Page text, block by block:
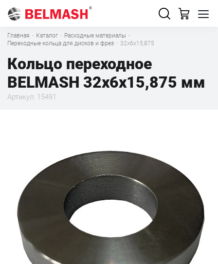
Главная · Каталог · Расходные материалы ·
Переходные кольца для дисков и фрез · 32х6х15,875
Кольцо переходное
BELMASH 32х6х15,875 мм
Артикул: 15491